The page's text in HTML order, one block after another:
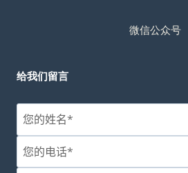
微信公众号
给我们留言